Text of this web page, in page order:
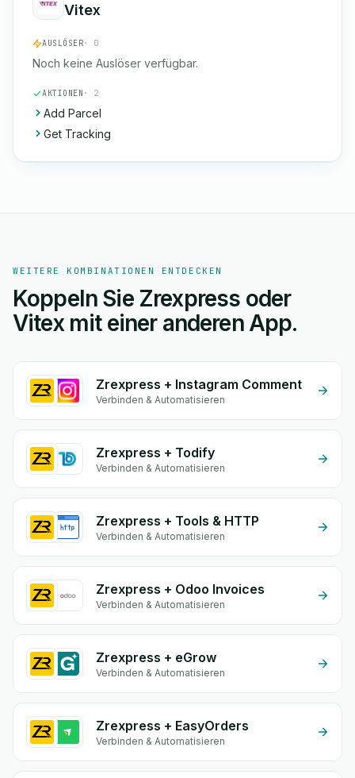
Vitex
AUSLÖSER· 0
Noch keine Auslöser verfügbar.
AKTIONEN · 2
Add Parcel
Get Tracking
WEITERE KOMBINATIONEN ENTDECKEN
Koppeln Sie Zrexpress oder
Vitex mit einer anderen App.
Zrexpress + Instagram Comment
Verbinden & Automatisieren
Zrexpress + Todify
Verbinden & Automatisieren
Zrexpress + Tools & HTTP
Verbinden & Automatisieren
Zrexpress + Odoo Invoices
Verbinden & Automatisieren
Zrexpress + eGrow
Verbinden & Automatisieren
Zrexpress + EasyOrders
Verbinden & Automatisieren